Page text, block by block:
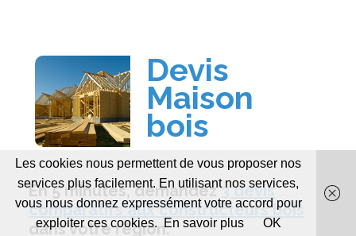
Les cookies nous permettent de vous proposer nos
services plus facilement. En utilisant nos services,
vous nous donnez expressément votre accord pour
exploiter ces cookies.
En savoir plus OK